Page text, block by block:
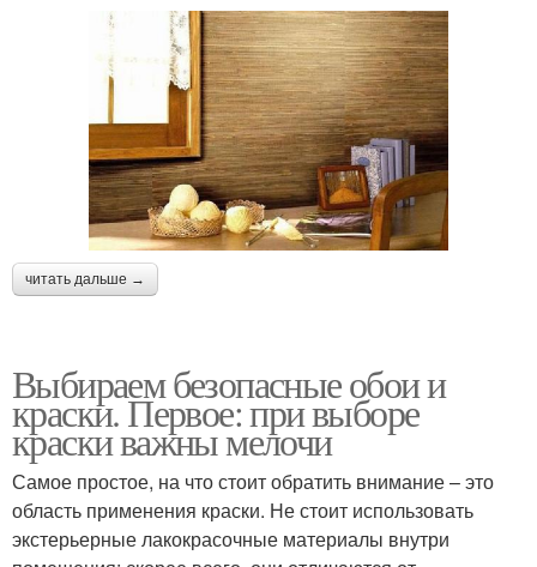
читать дальше →
Выбираем безопасные обои и
краски. Первое: при выборе
краски важны мелочи
Самое простое, на что стоит обратить внимание – это
область применения краски. Не стоит использовать
экстерьерные лакокрасочные материалы внутри